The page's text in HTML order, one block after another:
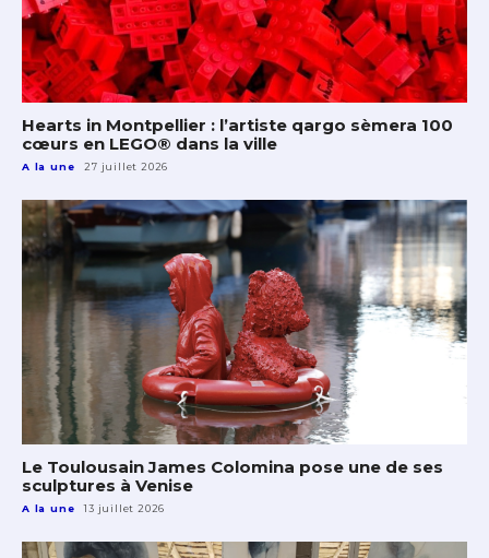
Hearts in Montpellier : l’artiste qargo sèmera 100
cœurs en LEGO® dans la ville
A la une 27 juillet 2026
Le Toulousain James Colomina pose une de ses
sculptures à Venise
A la une 13 juillet 2026